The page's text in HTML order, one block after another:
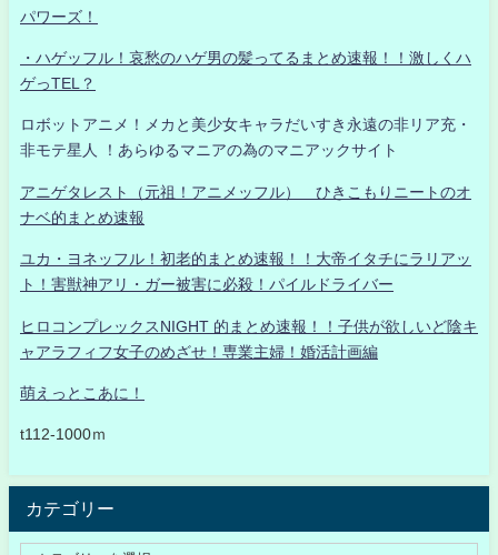
パワーズ！
・ハゲッフル！哀愁のハゲ男の髪ってるまとめ速報！！激しくハ
ゲっTEL？
ロボットアニメ！メカと美少女キャラだいすき永遠の非リア充・
非モテ星人 ！あらゆるマニアの為のマニアックサイト
アニゲタレスト（元祖！アニメッフル） ひきこもりニートのオ
ナベ的まとめ速報
ユカ・ヨネッフル！初老的まとめ速報！！大帝イタチにラリアッ
ト！害獣神アリ・ガー被害に必殺！パイルドライバー
ヒロコンプレックスNIGHT 的まとめ速報！！子供が欲しいど陰キ
ャアラフィフ女子のめざせ！専業主婦！婚活計画編
萌えっとこあに！
t112-1000ｍ
カテゴリー